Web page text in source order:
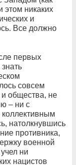
никаких
и
Все должно
первых
совсем
общества, не
– ни с
натолкнувшись
противника,
военной
ни
нацистов